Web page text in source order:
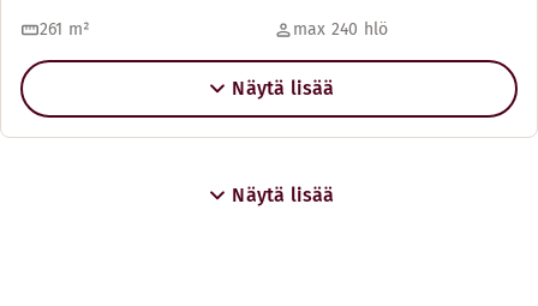
261 m² max 240 hlö
Näytä lisää
Näytä lisää